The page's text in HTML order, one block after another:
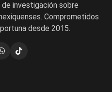
investigación sobre
Comprometidos
desde 2015.